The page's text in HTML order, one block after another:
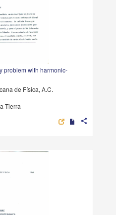
problem with harmonic-
de Física, A.C.
Tierra
share